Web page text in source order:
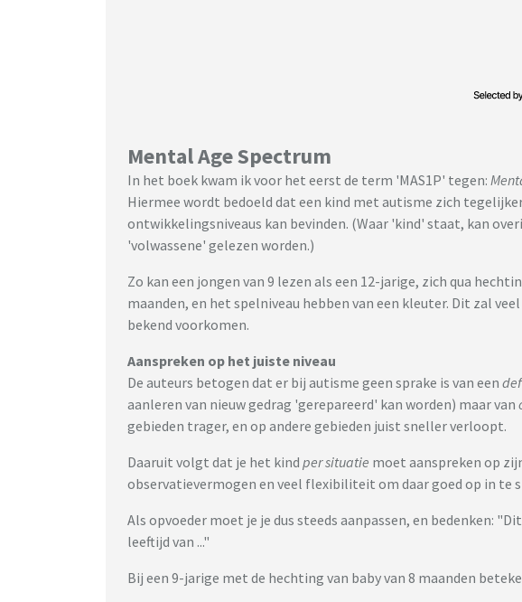
Mental Age Spectrum
In het boek kwam ik voor het eerst de term 'MAS1P' tegen:
Hiermee wordt bedoeld dat een kind met autisme zich
ontwikkelingsniveaus kan bevinden. (Waar 'kind' staat, kan
'volwassene' gelezen worden.)
Zo kan een jongen van 9 lezen als een 12-jarige, zich qua
maanden, en het spelniveau hebben van een kleuter. Dit zal
bekend voorkomen.
Aanspreken op het juiste niveau
De auteurs betogen dat er bij autisme geen sprake is van een
aanleren van nieuw gedrag 'gerepareerd' kan worden) maar van
gebieden trager, en op andere gebieden juist sneller verloopt.
Daaruit volgt dat je het kind per situatie moet aanspreken op
observatievermogen en veel flexibiliteit om daar goed op in te
Als opvoeder moet je je dus steeds aanpassen, en bedenken:
leeftijd van ..."
Bij een 9-jarige met de hechting van baby van 8 maanden